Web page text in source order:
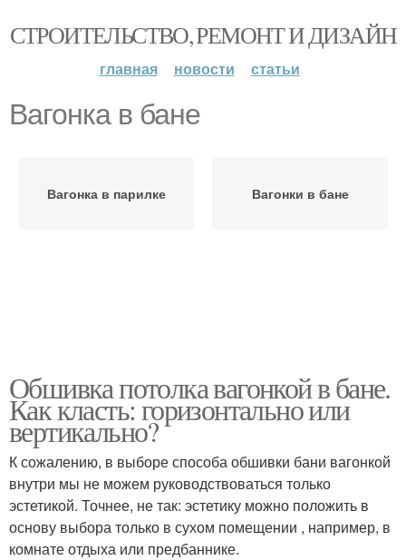
СТРОИТЕЛЬСТВО, РЕМОНТ И ДИЗАЙН
главная новости статьи
Вагонка в бане
Вагонка в парилке Вагонки в бане
Обшивка потолка вагонкой в бане.
Как класть: горизонтально или
вертикально?
К сожалению, в выборе способа обшивки бани вагонкой
внутри мы не можем руководствоваться только
эстетикой. Точнее, не так: эстетику можно положить в
основу выбора только в сухом помещении , например, в
комнате отдыха или предбаннике.